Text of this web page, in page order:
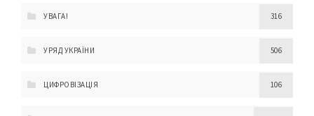
УВАГА! 316
УРЯД УКРАЇНИ 506
ЦИФРОВІЗАЦІЯ 106